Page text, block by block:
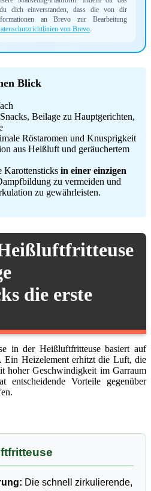
dich einverstanden, dass die von dir
an Brevo zur Bearbeitung
von Brevo
Blick
Beilage zu Hauptgerichten,
Röstaromen und Knusprigkeit
aus Heißluft und geräuchertem
Karottensticks in einer einzigen
zu vermeiden und
zu gewährleisten.
die erste
in der Heißluftfritteuse basiert auf
. Ein Heizelement erhitzt die Luft, die
hoher Geschwindigkeit im Garraum
entscheidende Vorteile gegenüber
Die schnell zirkulierende,